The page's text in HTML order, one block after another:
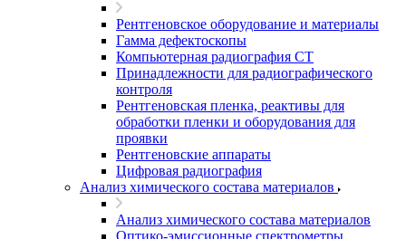
Рентгеновское оборудование и материалы
Гамма дефектоскопы
Компьютерная радиография CT
Принадлежности для радиографического
контроля
Рентгеновская пленка, реактивы для
обработки пленки и оборудования для
проявки
Рентгеновские аппараты
Цифровая радиография
Анализ химического состава материалов
Анализ химического состава материалов
Оптико-эмиссионные спектрометры